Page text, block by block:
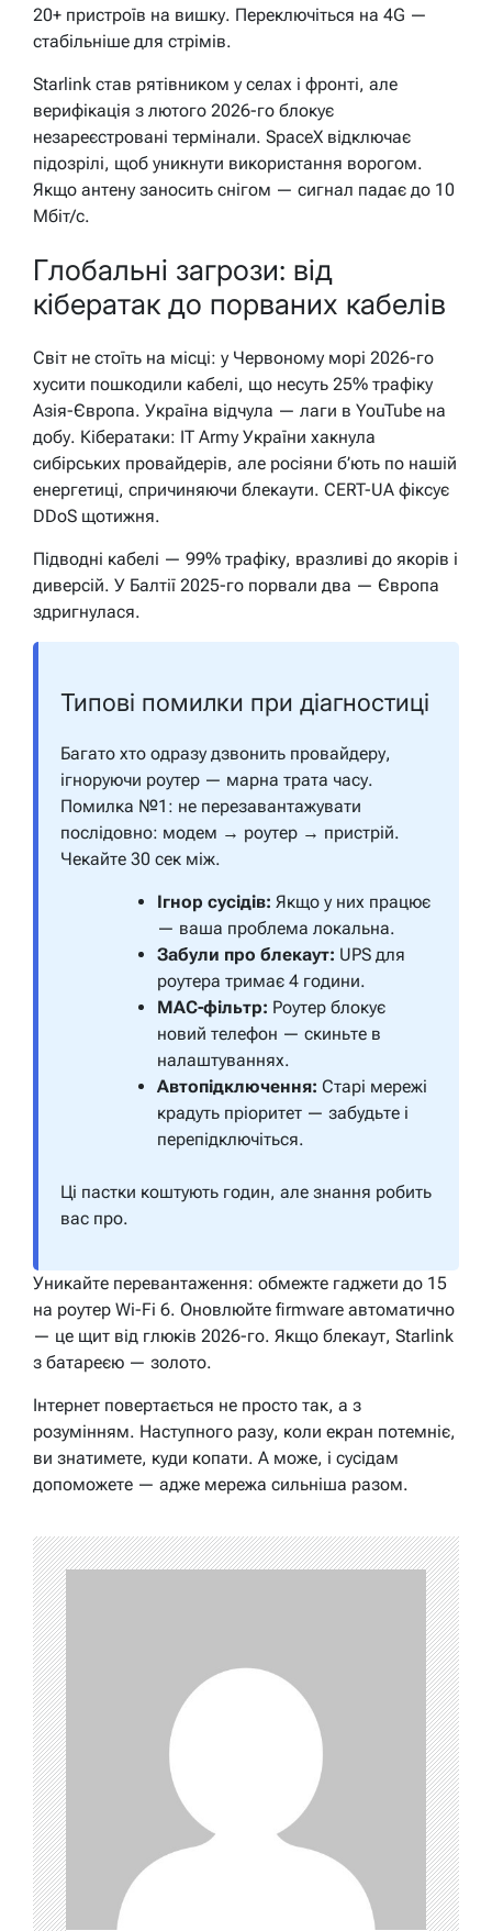
20+ пристроїв на вишку. Переключіться на 4G —
стабільніше для стрімів.
Starlink став рятівником у селах і фронті, але
верифікація з лютого 2026-го блокує
незареєстровані термінали. SpaceX відключає
підозрілі, щоб уникнути використання ворогом.
Якщо антену заносить снігом — сигнал падає до 10
Мбіт/с.
Глобальні загрози: від
кібератак до порваних кабелів
Світ не стоїть на місці: у Червоному морі 2026-го
хусити пошкодили кабелі, що несуть 25% трафіку
Азія-Європа. Україна відчула — лаги в YouTube на
добу. Кібератаки: IT Army України хакнула
сибірських провайдерів, але росіяни б’ють по нашій
енергетиці, спричиняючи блекаути. CERT-UA фіксує
DDoS щотижня.
Підводні кабелі — 99% трафіку, вразливі до якорів і
диверсій. У Балтії 2025-го порвали два — Європа
здригнулася.
Типові помилки при діагностиці
Багато хто одразу дзвонить провайдеру,
ігноруючи роутер — марна трата часу.
Помилка №1: не перезавантажувати
послідовно: модем → роутер → пристрій.
Чекайте 30 сек між.
Ігнор сусідів: Якщо у них працює
— ваша проблема локальна.
Забули про блекаут: UPS для
роутера тримає 4 години.
MAC-фільтр: Роутер блокує
новий телефон — скиньте в
налаштуваннях.
Автопідключення: Старі мережі
крадуть пріоритет — забудьте і
перепідключіться.
Ці пастки коштують годин, але знання робить
вас про.
Уникайте перевантаження: обмежте гаджети до 15
на роутер Wi-Fi 6. Оновлюйте firmware автоматично
— це щит від глюків 2026-го. Якщо блекаут, Starlink
з батареєю — золото.
Інтернет повертається не просто так, а з
розумінням. Наступного разу, коли екран потемніє,
ви знатимете, куди копати. А може, і сусідам
допоможете — адже мережа сильніша разом.